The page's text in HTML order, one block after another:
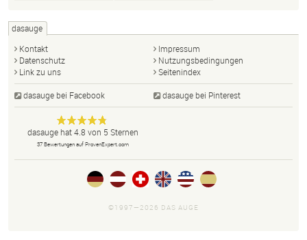
dasauge
Kontakt
Impressum
Datenschutz
Nutzungsbedingungen
Link zu uns
Seitenindex
dasauge bei Facebook dasauge bei Pinterest
dasauge
Designer,
Fotografen,
Agenturen,
Portfolios
und Jobs.
Anonym
dasaugehat4.8 von 5 Sternen
37Bewertungen auf ProvenExpert.com
©1997—2026 DAS AUGE